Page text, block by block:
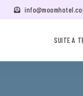
SUITE A